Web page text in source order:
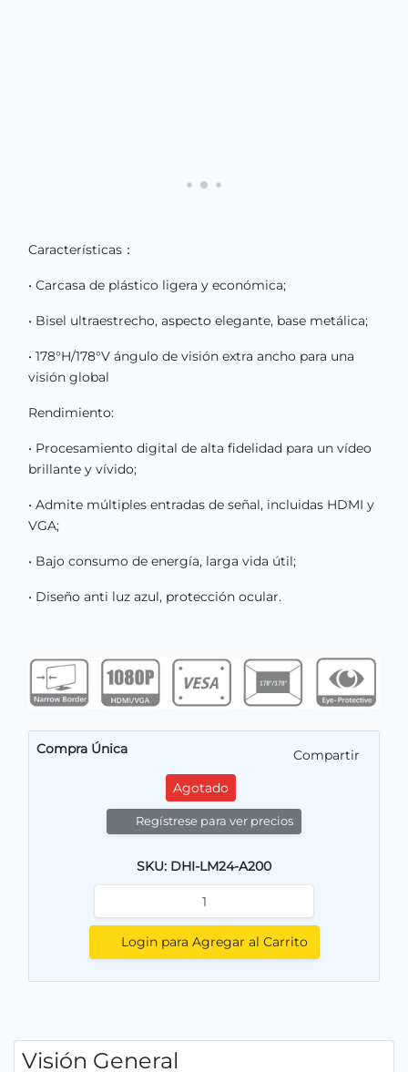
Características：
• Carcasa de plástico ligera y económica;
• Bisel ultraestrecho, aspecto elegante, base metálica;
• 178°H/178°V ángulo de visión extra ancho para una
visión global
Rendimiento:
• Procesamiento digital de alta fidelidad para un vídeo
brillante y vívido;
• Admite múltiples entradas de señal, incluidas HDMI y
VGA;
• Bajo consumo de energía, larga vida útil;
• Diseño anti luz azul, protección ocular.
Compra Única
Compartir
Agotado
Regístrese para ver precios
SKU: DHI-LM24-A200
Login para Agregar al Carrito
Visión General